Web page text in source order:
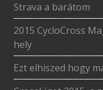
Strava a barátom
2015 CycloCross
hely
Ezt elhiszed hogy